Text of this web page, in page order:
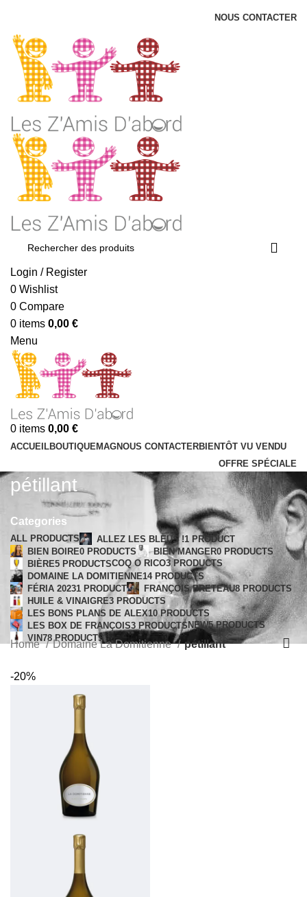
NOUS CONTACTER
Login / Register
0 Wishlist
0 Compare
0 items 0,00 €
Menu
0 items 0,00 €
ACCUEILBOUTIQUEMAGNOUS CONTACTERBIENTÔT VU VENDU
OFFRE SPÉCIALE
pétillant
Categories
ALL PRODUCTS ALLEZ LES BLEUS !1 PRODUCT
BIEN BOIRE0 PRODUCTS BIEN MANGER0 PRODUCTS
BIÈRE5 PRODUCTSCOQ O RICO3 PRODUCTS
DOMAINE LA DOMITIENNE14 PRODUCTS
FÉRIA 20231 PRODUCT FRANÇOIS BRETEAU8 PRODUCTS
HUILE & VINAIGRE3 PRODUCTS
LES BONS PLANS DE ALEX10 PRODUCTS
LES BOX DE FRANÇOIS3 PRODUCTSNEW5 PRODUCTS
VIN78 PRODUCTS
Home Domaine La Domitienne pétillant
-20%